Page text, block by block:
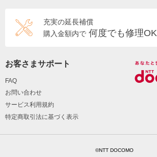
充実の延長補償
購入金額内で 何度でも修理OK
お客さまサポート
FAQ
お問い合わせ
サービス利用規約
特定商取引法に基づく表示
©NTT DOCOMO